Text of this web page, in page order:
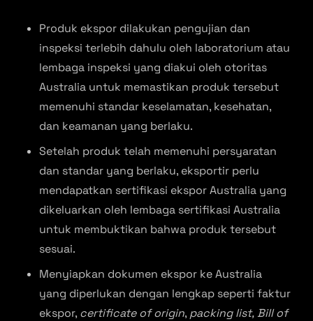
Produk ekspor dilakukan pengujian dan
inspeksi terlebih dahulu oleh laboratorium atau
lembaga inspeksi yang diakui oleh otoritas
Australia untuk memastikan produk tersebut
memenuhi standar keselamatan, kesehatan,
dan keamanan yang berlaku.
Setelah produk telah memenuhi persyaratan
dan standar yang berlaku, eksportir perlu
mendapatkan sertifikasi ekspor Australia yang
dikeluarkan oleh lembaga sertifikasi Australia
untuk membuktikan bahwa produk tersebut
sesuai.
Menyiapkan dokumen ekspor ke Australia
yang diperlukan dengan lengkap seperti faktur
ekspor, certificate of origin, packing list,Bill of